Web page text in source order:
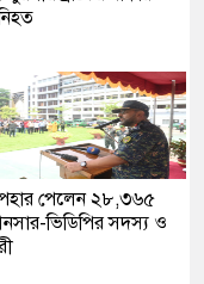
পেলেন ২৮,৩৬৫
ভিডিপির সদস্য ও